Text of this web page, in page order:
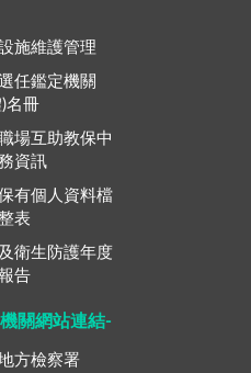
施維護管理
任鑑定機關
名冊
場互助教保中
資訊
有個人資料檔
表
衛生防護年度
告
關網站連結-
方檢察署